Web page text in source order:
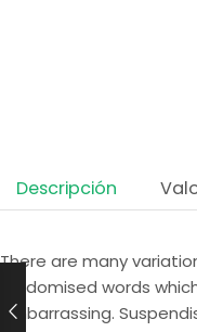
Descripción
There are many
randomised words
embarrassing.